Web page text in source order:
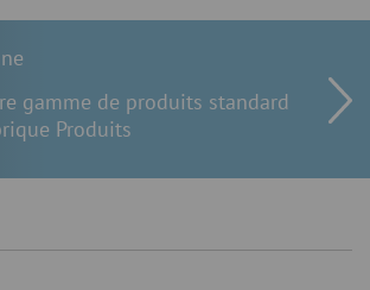
gamme de produits standard
Produits